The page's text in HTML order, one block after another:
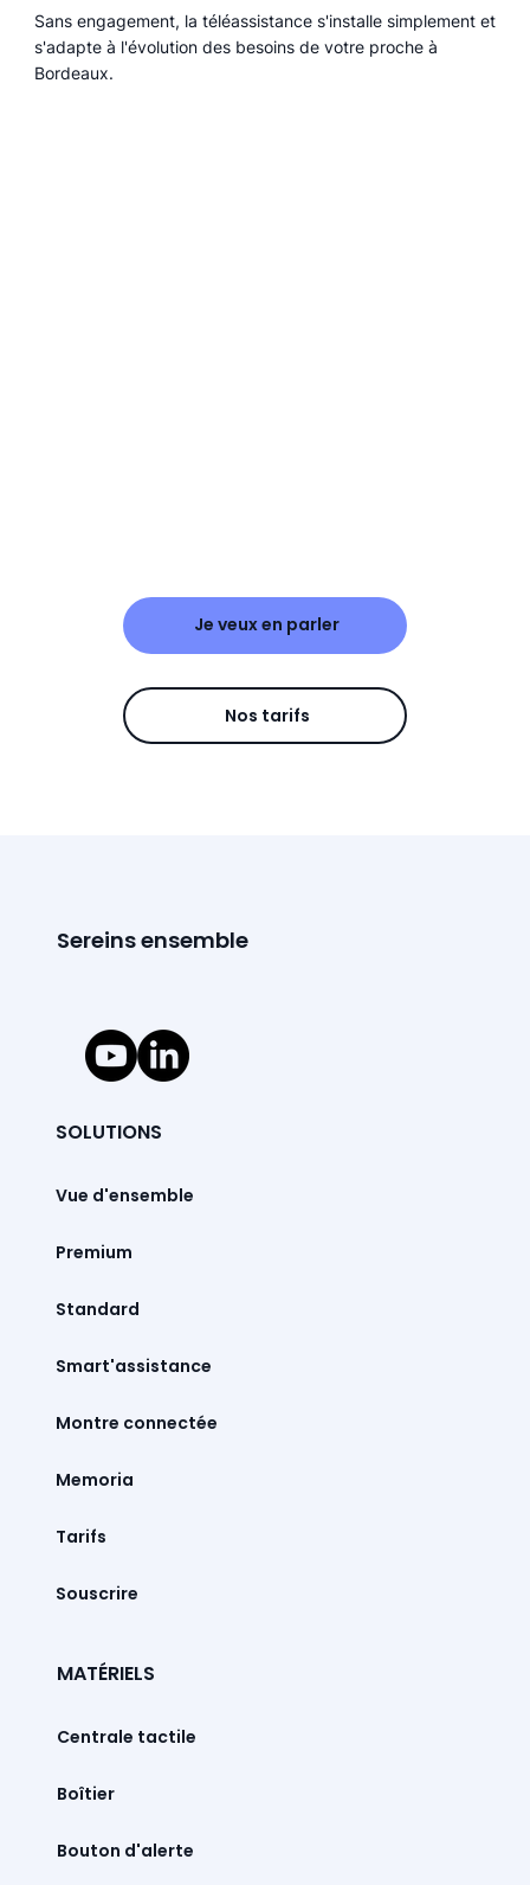
Je veux en parler
Nos tarifs
Sans engagement, la téléassistance s'installe simplement et
s'adapte à l'évolution des besoins de votre proche à
Bordeaux.
Sereins ensemble
SOLUTIONS
Vue d'ensemble
Premium
Standard
Smart'assistance
Montre connectée
Memoria
Tarifs
Souscrire
MATÉRIELS
Centrale tactile
Boîtier
Bouton d'alerte